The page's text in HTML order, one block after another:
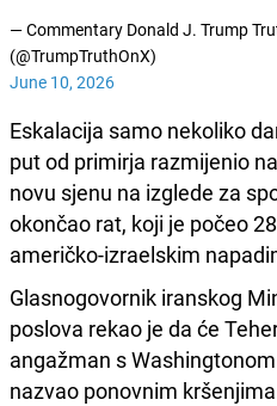
— Commentary Donald J. Trump
(@TrumpTruthOnX)
June 10, 2026
Eskalacija samo nekoliko
put od primirja razmijenio
novu sjenu na izglede za
okončao rat, koji je počeo
američko-izraelskim
Glasnogovornik iranskog
poslova rekao je da će
angažman s
nazvao ponovnim